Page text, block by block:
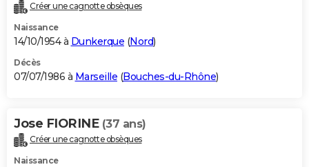
Créer une cagnotte obsèques
Naissance
14/10/1954 à Dunkerque (Nord)
Décès
07/07/1986 à Marseille (Bouches-du-Rhône)
Jose FIORINE (37 ans)
Créer une cagnotte obsèques
Naissance